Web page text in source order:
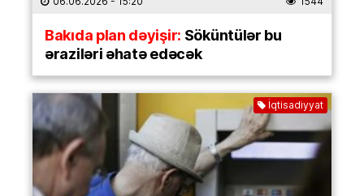
Bakıda plan dəyişir: Söküntülər bu
əraziləri əhatə edəcək
İqtisadiyyat